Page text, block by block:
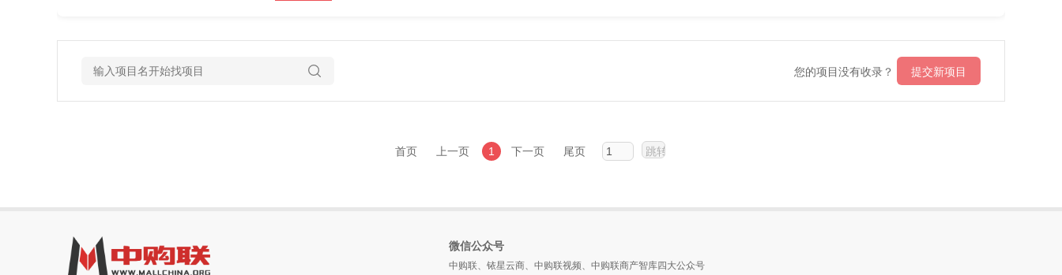
您的项目没有收录？ 提交新项目
首页 上一页 1 下一页 尾页
微信公众号
中购联、铱星云商、中购联视频、中购联商产智库四大公众号